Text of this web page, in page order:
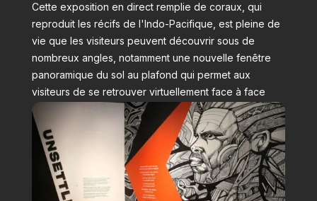
Cette exposition en direct remplie de coraux, qui
reproduit les récifs de l'Indo-Pacifique, est pleine de
vie que les visiteurs peuvent découvrir sous de
nombreux angles, notamment une nouvelle fenêtre
panoramique du sol au plafond qui permet aux
visiteurs de se retrouver virtuellement face à face
avec les animaux.